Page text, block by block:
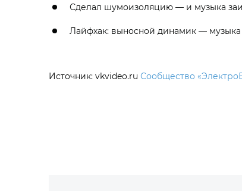
Сделал шумоизоляцию — и музыка
Лайфхак: выносной динамик —
Источник: vkvideo.ru Сообщество